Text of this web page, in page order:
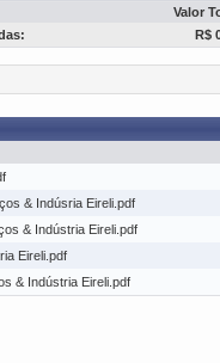
Valor
R$
& Indúsria Eireli.pdf
& Indústria Eireli.pdf
Eireli.pdf
& Indústria Eireli.pdf